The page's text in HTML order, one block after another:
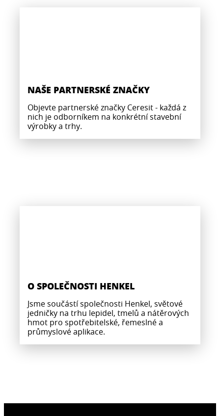
NAŠE PARTNERSKÉ ZNAČKY
Objevte partnerské značky Ceresit - každá z
nich je odborníkem na konkrétní stavební
výrobky a trhy.
O SPOLEČNOSTI HENKEL
Jsme součástí společnosti Henkel, světové
jedničky na trhu lepidel, tmelů a nátěrových
hmot pro spotřebitelské, řemeslné a
průmyslové aplikace.